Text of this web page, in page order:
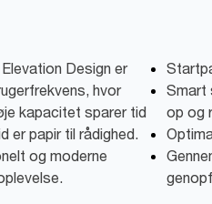
Design er
hvor
kapacitet sparer tid
er papir til rådighed.
og moderne
Smart
op og